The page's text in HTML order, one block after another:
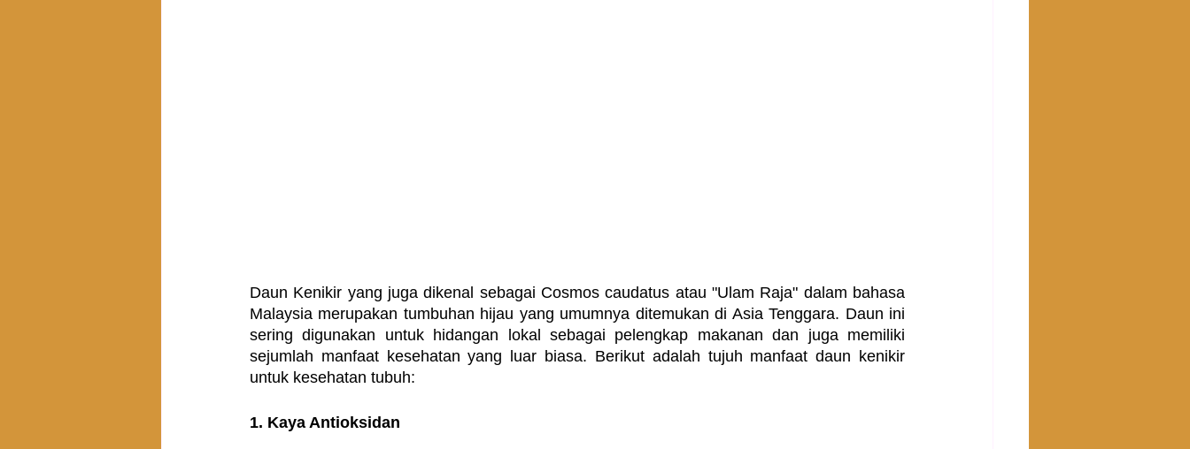
Daun Kenikir yang juga dikenal sebagai Cosmos caudatus atau "Ulam Raja" dalam bahasa
Malaysia merupakan tumbuhan hijau yang umumnya ditemukan di Asia Tenggara. Daun ini
sering digunakan untuk hidangan lokal sebagai pelengkap makanan dan juga memiliki
sejumlah manfaat kesehatan yang luar biasa. Berikut adalah tujuh manfaat daun kenikir
untuk kesehatan tubuh:
1. Kaya Antioksidan